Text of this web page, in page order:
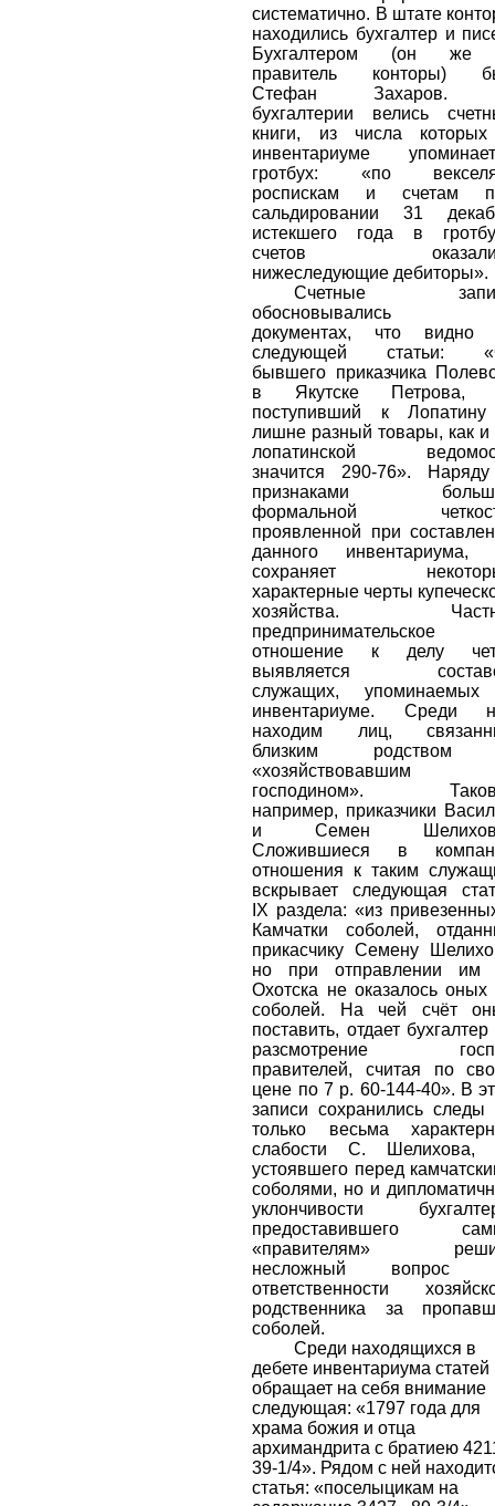
систематично. В штате
находились бухгалтер и
Бухгалтером (он
правитель конторы)
Стефан Захаров.
бухгалтерии велись
книги, из числа
инвентариуме
гротбух: «по
роспискам и счетам
сальдировании 31
истекшего года в
счетов
нижеследующие дебиторы».
Счетные
обосновывались
документах, что видно
следующей статьи:
бывшего приказчика
в Якутске Петрова,
поступивший к
лишне разный товары, как и
лопатинской
значится 290-76».
признаками
формальной
проявленной при
данного инвентариума,
сохраняет
характерные черты
хозяйства.
предпринимательское
отношение к делу
выявляется
служащих,
инвентариуме. Среди
находим лиц,
близким
«хозяйствовавшим
господином».
например, приказчики
и Семен
Сложившиеся в
отношения к таким
вскрывает следующая
IX раздела: «из
Камчатки соболей,
прикасчику Семену
но при отправлении им
Охотска не оказалось оных
соболей. На чей счёт
поставить, отдает
разсмотрение
правителей, считая по
цене по 7 р. 60-144-40». В
записи сохранились следы
только весьма
слабости С. Шелихова,
устоявшего перед
соболями, но и
уклончивости
предоставившего
«правителям»
несложный вопрос
ответственности
родственника за
соболей.
Среди находящихся в
дебете инвентариума статей
обращает на себя внимание
следующая: «1797 года для
храма божия и отца
архимандрита с братиею
39-1/4». Рядом с ней
статья: «поселыцикам на